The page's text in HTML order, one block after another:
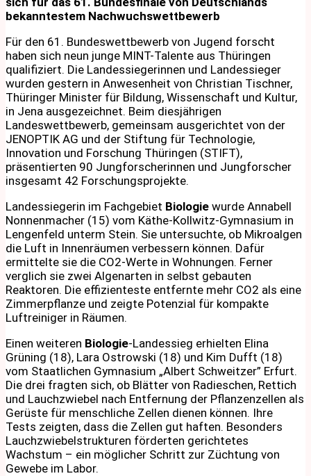
bekanntestem Nachwuchswettbewerb
Für den 61. Bundeswettbewerb von Jugend forscht
haben sich neun junge MINT-Talente aus Thüringen
qualifiziert. Die Landessiegerinnen und Landessieger
wurden gestern in Anwesenheit von Christian Tischner,
Thüringer Minister für Bildung, Wissenschaft und Kultur,
in Jena ausgezeichnet. Beim diesjährigen
Landeswettbewerb, gemeinsam ausgerichtet von der
JENOPTIK AG und der Stiftung für Technologie,
Innovation und Forschung Thüringen (STIFT),
präsentierten 90 Jungforscherinnen und Jungforscher
insgesamt 42 Forschungsprojekte.
Landessiegerin im Fachgebiet Biologie wurde Annabell
Nonnenmacher (15) vom Käthe-Kollwitz-Gymnasium in
Lengenfeld unterm Stein. Sie untersuchte, ob Mikroalgen
die Luft in Innenräumen verbessern können. Dafür
ermittelte sie die CO2-Werte in Wohnungen. Ferner
verglich sie zwei Algenarten in selbst gebauten
Reaktoren. Die effizienteste entfernte mehr CO2 als eine
Zimmerpflanze und zeigte Potenzial für kompakte
Luftreiniger in Räumen.
Einen weiteren Biologie-Landessieg erhielten Elina
Grüning (18), Lara Ostrowski (18) und Kim Dufft (18)
vom Staatlichen Gymnasium „Albert Schweitzer” Erfurt.
Die drei fragten sich, ob Blätter von Radieschen, Rettich
und Lauchzwiebel nach Entfernung der Pflanzenzellen als
Gerüste für menschliche Zellen dienen können. Ihre
Tests zeigten, dass die Zellen gut haften. Besonders
Lauchzwiebelstrukturen förderten gerichtetes
Wachstum – ein möglicher Schritt zur Züchtung von
Gewebe im Labor.